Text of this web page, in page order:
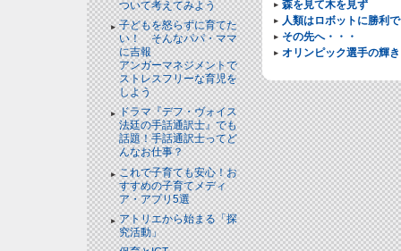
ついて考えてみよう
子どもを怒らずに育てた
い！ そんなパパ・ママ
に吉報
アンガーマネジメントで
ストレスフリーな育児を
しよう
ドラマ『デフ・ヴォイス
法廷の手話通訳士』でも
話題！手話通訳士ってど
んなお仕事？
これで子育ても安心！お
すすめの子育てメディ
ア・アプリ5選
アトリエから始まる「探
究活動」
森を見て木を見ず
人類はロボットに勝利
その先へ・・・
オリンピック選手の輝き